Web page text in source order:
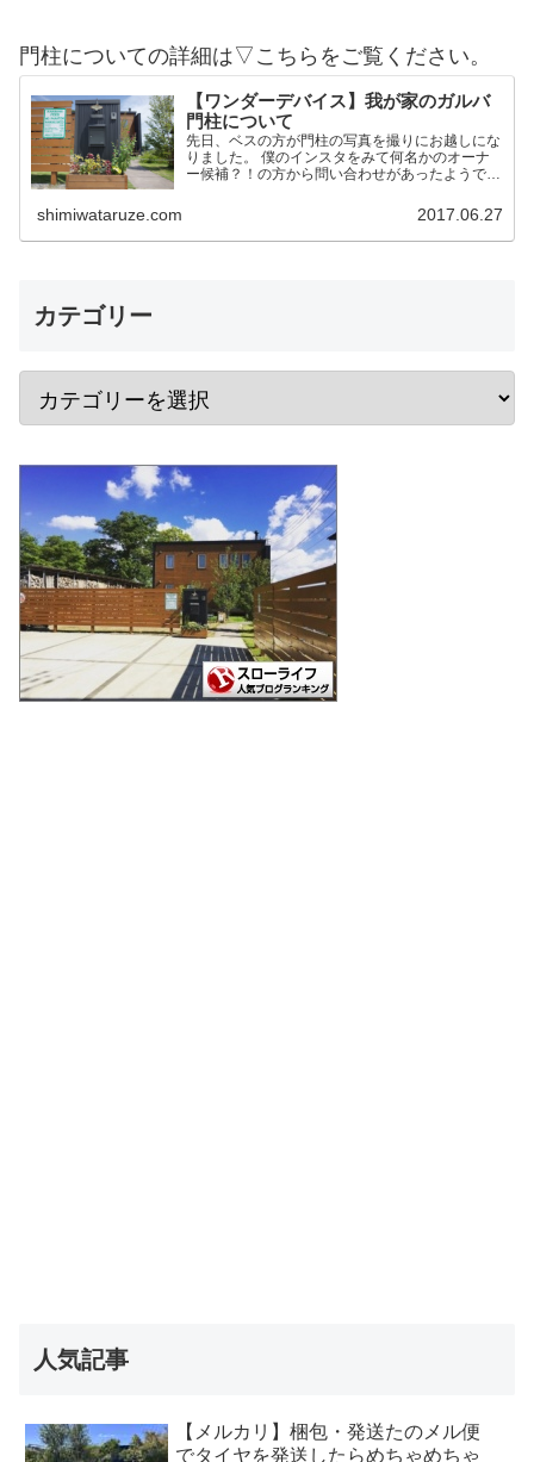
門柱についての詳細は▽こちらをご覧ください。
【ワンダーデバイス】我が家のガルバ
門柱について
先日、ベスの方が門柱の写真を撮りにお越しにな
りました。 僕のインスタをみて何名かのオーナ
ー候補？！の方から問い合わせがあったようで
て詳細を記載しておこうかと思います。 作りは
shimiwataruze.com 2017.06.27
カテゴリー
人気記事
【メルカリ】梱包・発送たのメル便
でタイヤを発送したらめちゃめちゃ